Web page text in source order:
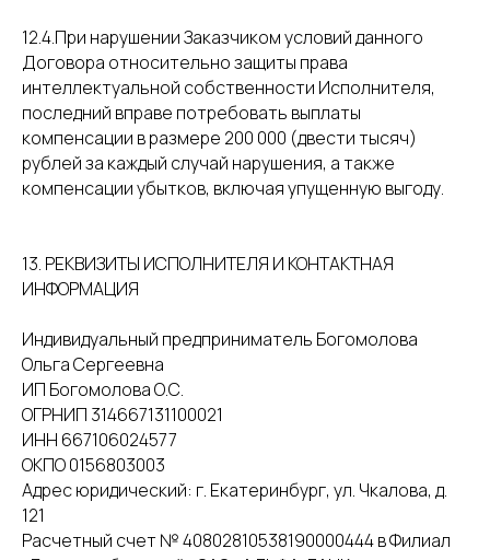
12.4.При нарушении Заказчиком условий данного
Договора относительно защиты права
интеллектуальной собственности Исполнителя,
последний вправе потребовать выплаты
компенсации в размере 200 000 (двести тысяч)
рублей за каждый случай нарушения, а также
компенсации убытков, включая упущенную выгоду.
13. РЕКВИЗИТЫ ИСПОЛНИТЕЛЯ И КОНТАКТНАЯ
ИНФОРМАЦИЯ
Индивидуальный предприниматель Богомолова
Ольга Сергеевна
ИП Богомолова О.С.
ОГРНИП 314667131100021
ИНН 667106024577
ОКПО 0156803003
Адрес юридический: г. Екатеринбург, ул. Чкалова, д.
121
Расчетный счет № 40802810538190000444 в Филиал